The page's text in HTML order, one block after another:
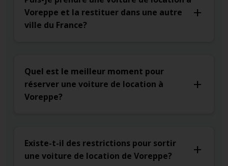
Voreppe et la restituer dans une autre
ville du France?
Quel est le meilleur moment pour
réserver une voiture de location à
Voreppe?
Existe-t-il des restrictions pour sortir
une voiture de location de Voreppe?